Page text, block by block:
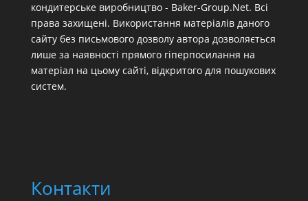
кондитерське виробництво - Baker-Group.Net. Всі
права захищені. Використання матеріалів даного
сайту без письмового дозволу автора дозволяється
лише за наявності прямого гіперпосилання на
матеріал на цьому сайті, відкритого для пошукових
систем.
Контакти